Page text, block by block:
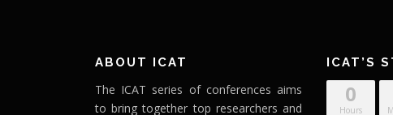
ABOUT ICAT
The ICAT series of conferences aims
to bring together top researchers and
ICAT’S
0
Hours